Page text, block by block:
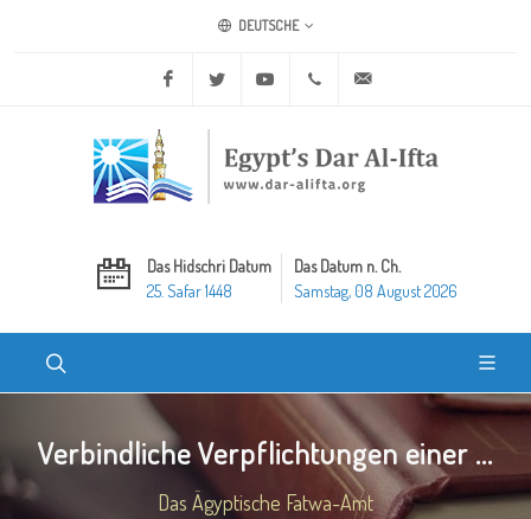
DEUTSCHE
Facebook Twitter Youtube +20 2 25970400
Das Hidschri Datum
25. Safar 1448
Das Datum n. Ch.
Samstag, 08 August 2026
Verbindliche Verpflichtungen einer ...
Das Ägyptische Fatwa-Amt